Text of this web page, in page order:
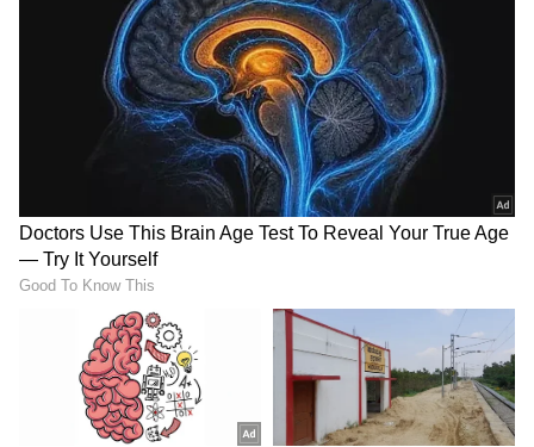
Image Credit :ANI
ಇತ್ತೀಚೆಗಷ್ಟೇ ವಾಣಿಜ್ಯ ಆಸ್ತಿ ಖರೀದಿಸಿದ್ದ ಅಯ್ಯರ್
ಈ ಬಾಡಿಗೆ ಮನೆಗೆ ಒಪ್ಪಂದ ಮಾಡಿಕೊಳ್ಳುವ ಕೆಲ ದಿನಗಳ
ಮುನ್ನವಷ್ಟೇ, ಶ್ರೇಯಸ್ ಅಯ್ಯರ್ ಮುಂಬೈನ ಇದೇ ವರ್ಲಿ
ಪ್ರದೇಶದಲ್ಲಿ 2.9 ಕೋಟಿ ರೂಪಾಯಿ ಮೌಲ್ಯದ
ಕಮರ್ಷಿಯಲ್ ಪ್ರಾಪರ್ಟಿ (ವಾಣಿಜ್ಯ ಆಸ್ತಿ) ಒಂದನ್ನು
ಖರೀದಿಸಿದ್ದರು. ವರ್ಲಿ ಪ್ರದೇಶವು ತನ್ನ ಲಕ್ಶುರಿ ಟವರ್‌ಗಳು,
ಸಮುದ್ರಕ್ಕೆ ಮುಖ ಮಾಡಿರುವ (Sea-facing) ಸುಂದರ
ಮನೆಗಳು ಹಾಗೂ ಬಿಕೆಸಿ (BKC), ನಾರಿಮನ್ ಪಾಯಿಂಟ್,
ಲೋವರ್ ಪರೇಲ್ ಮತ್ತು ಫೋರ್ಟ್‌ನಂತಹ ಪ್ರಮುಖ
ಬಿಸಿನೆಸ್ ಹಬ್‌ಗಳಿಗೆ ಅತ್ಯುತ್ತಮ ಕನೆಕ್ಟಿವಿಟಿ